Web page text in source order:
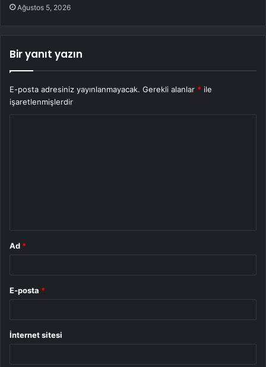
Ağustos 5, 2026
Bir yanıt yazın
E-posta adresiniz yayınlanmayacak. Gerekli alanlar * ile
işaretlenmişlerdir
Ad *
E-posta *
İnternet sitesi